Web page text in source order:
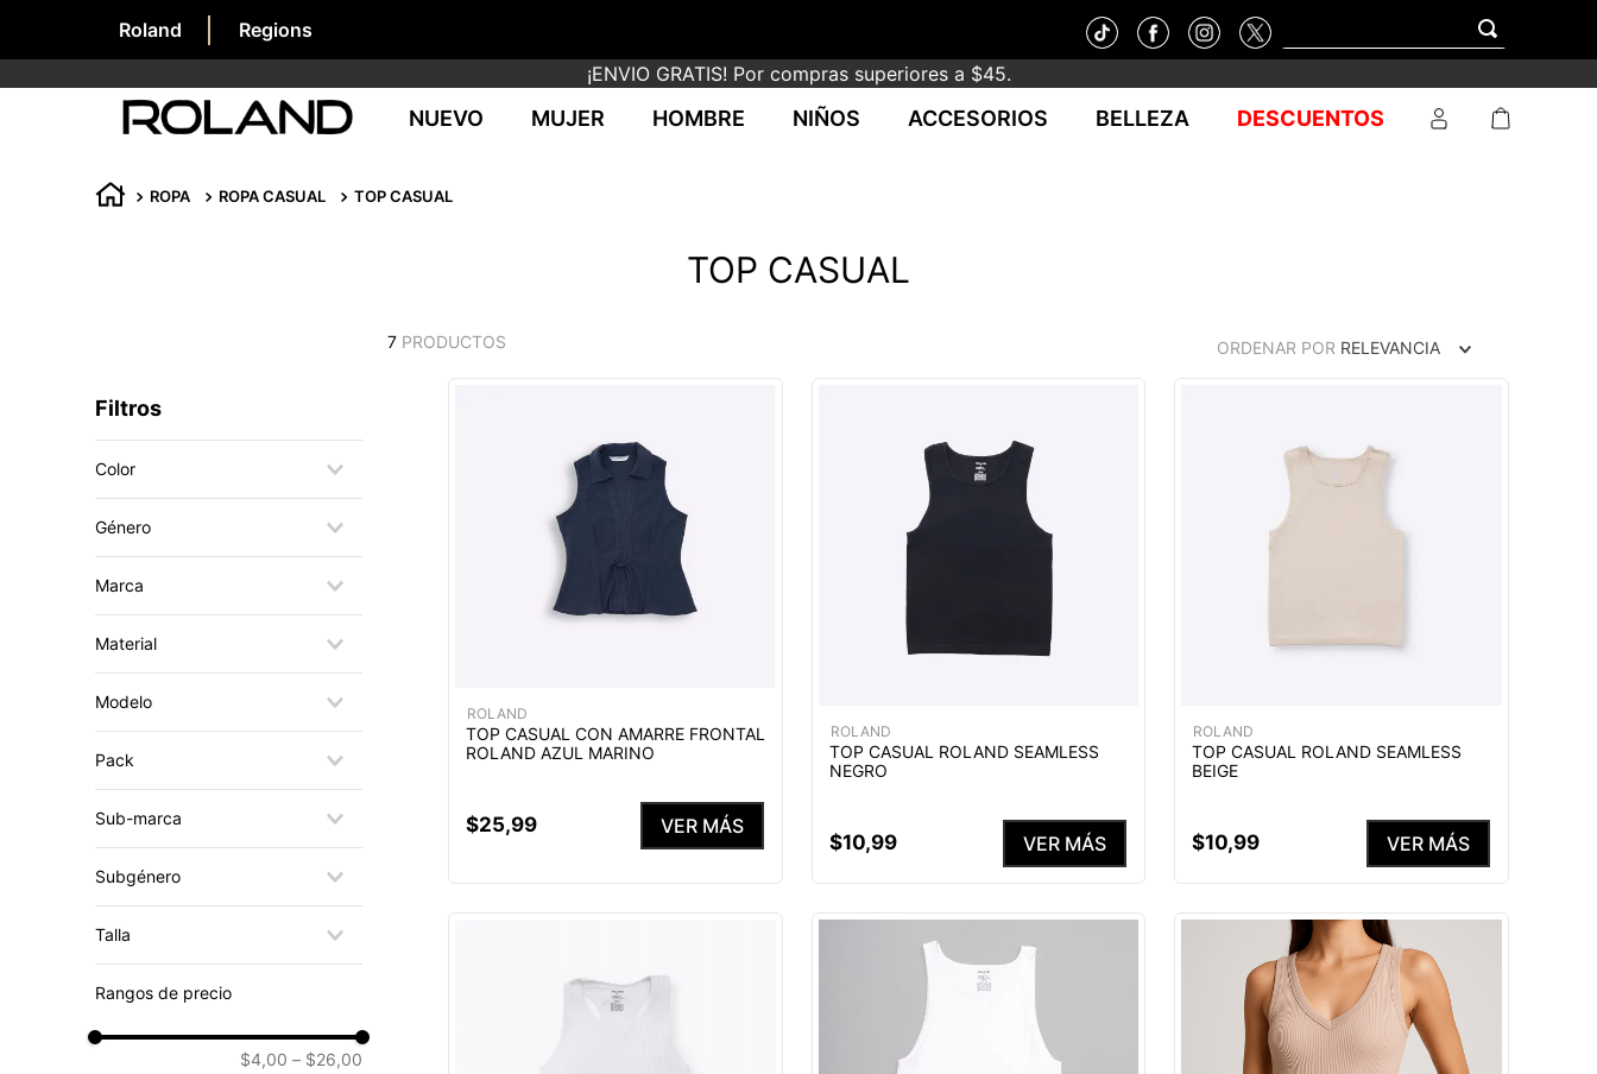
Roland
Regions
¡ENVIO GRATIS! Por compras superiores a $45.
NUEVO MUJER HOMBRE NIÑOS ACCESORIOS BELLEZA DESCUENTOS
ROPA ROPA CASUAL TOP CASUAL
TOP CASUAL
7 PRODUCTOS ORDENAR POR RELEVANCIA
Filtros
Color
NEGRO
BEIGE
Género
Marca
Material
Modelo
CAFR22285
CAFR22267
CAFR21489
Pack
Sub-marca
Subgénero
Talla
S
M
Rangos de precio
$4,00 – $26,00
ROLAND
TOP CASUAL CON AMARRE FRONTAL
ROLAND AZUL MARINO
$25,99 VER MÁS
ROLAND
TOP CASUAL ROLAND SEAMLESS
NEGRO
$10,99 VER MÁS
ROLAND
TOP CASUAL ROLAND SEAMLESS
BEIGE
$10,99 VER MÁS